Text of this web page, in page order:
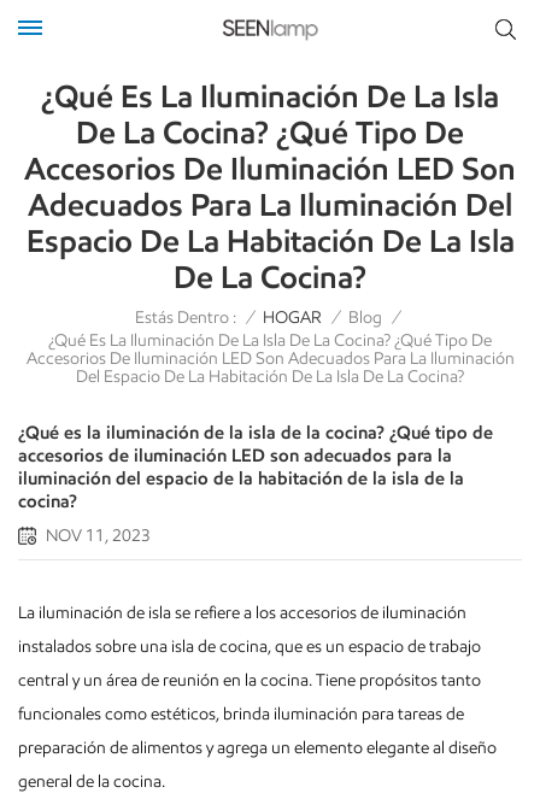
¿Qué Es La Iluminación De La Isla
De La Cocina? ¿Qué Tipo De
Accesorios De Iluminación LED Son
Adecuados Para La Iluminación Del
Espacio De La Habitación De La Isla
De La Cocina?
Estás Dentro : / HOGAR / Blog /
¿Qué Es La Iluminación De La Isla De La Cocina? ¿Qué Tipo De
Accesorios De Iluminación LED Son Adecuados Para La Iluminación
Del Espacio De La Habitación De La Isla De La Cocina?
¿Qué es la iluminación de la isla de la cocina? ¿Qué tipo de
accesorios de iluminación LED son adecuados para la
iluminación del espacio de la habitación de la isla de la
cocina?
NOV 11, 2023
La iluminación de isla se refiere a los accesorios de iluminación
instalados sobre una isla de cocina, que es un espacio de trabajo
central y un área de reunión en la cocina. Tiene propósitos tanto
funcionales como estéticos, brinda iluminación para tareas de
preparación de alimentos y agrega un elemento elegante al diseño
general de la cocina.